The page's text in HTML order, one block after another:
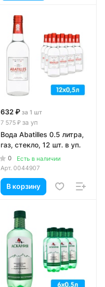
632 ₽ за 1 шт
7 575 ₽ за уп
Вода Abatilles 0.5 литра,
газ, стекло, 12 шт. в уп.
0
Есть в наличии
Арт. 0044907
В корзину